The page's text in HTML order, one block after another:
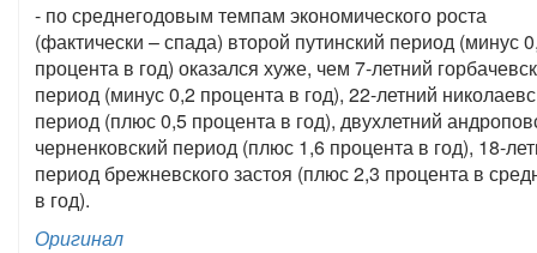
- по среднегодовым темпам экономического роста
(фактически – спада) второй путинский период (минус
процента в год) оказался хуже, чем 7-летний
период (минус 0,2 процента в год), 22-летний
период (плюс 0,5 процента в год), двухлетний
черненковский период (плюс 1,6 процента в год), 18-
период брежневского застоя (плюс 2,3 процента в
в год).
Оригинал